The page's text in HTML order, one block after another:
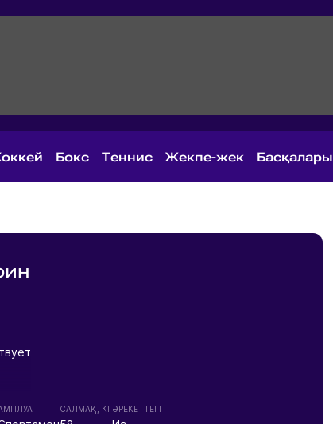
Бокс Теннис Жекпе-жек Басқалары
CАЛМАҚ, КГӘРЕКЕТТЕГІ